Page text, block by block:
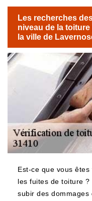
Les recherches
niveau de la
la ville de
Est-ce que vous
les fuites de toiture
subir des